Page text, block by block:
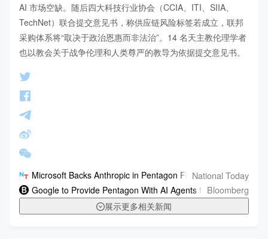
AI 市场空缺。随后四大科技行业协会（CCIA、ITI、SIIA、
TechNet）联合提交意见书，称供应链风险标签若成立，联邦
采购体系将“取决于政治恩惠而非法治”。14 名天主教伦理学者
也以教会关于战争伦理和人类尊严的教导为依据提交意见书。
Microsoft Backs Anthropic in Pentagon FightNational Today
Google to Provide Pentagon With AI Agents for Unclassified
Bloomberg
展示更多相关新闻